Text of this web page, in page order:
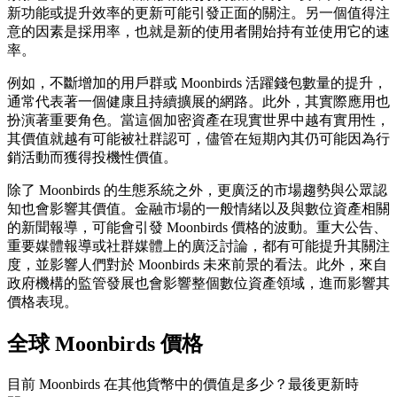
新功能或提升效率的更新可能引發正面的關注。另一個值得注
意的因素是採用率，也就是新的使用者開始持有並使用它的速
率。
例如，不斷增加的用戶群或 Moonbirds 活躍錢包數量的提升，
通常代表著一個健康且持續擴展的網路。此外，其實際應用也
扮演著重要角色。當這個加密資產在現實世界中越有實用性，
其價值就越有可能被社群認可，儘管在短期內其仍可能因為行
銷活動而獲得投機性價值。
除了 Moonbirds 的生態系統之外，更廣泛的市場趨勢與公眾認
知也會影響其價值。金融市場的一般情緒以及與數位資產相關
的新聞報導，可能會引發 Moonbirds 價格的波動。重大公告、
重要媒體報導或社群媒體上的廣泛討論，都有可能提升其關注
度，並影響人們對於 Moonbirds 未來前景的看法。此外，來自
政府機構的監管發展也會影響整個數位資產領域，進而影響其
價格表現。
全球 Moonbirds 價格
目前 Moonbirds 在其他貨幣中的價值是多少？最後更新時